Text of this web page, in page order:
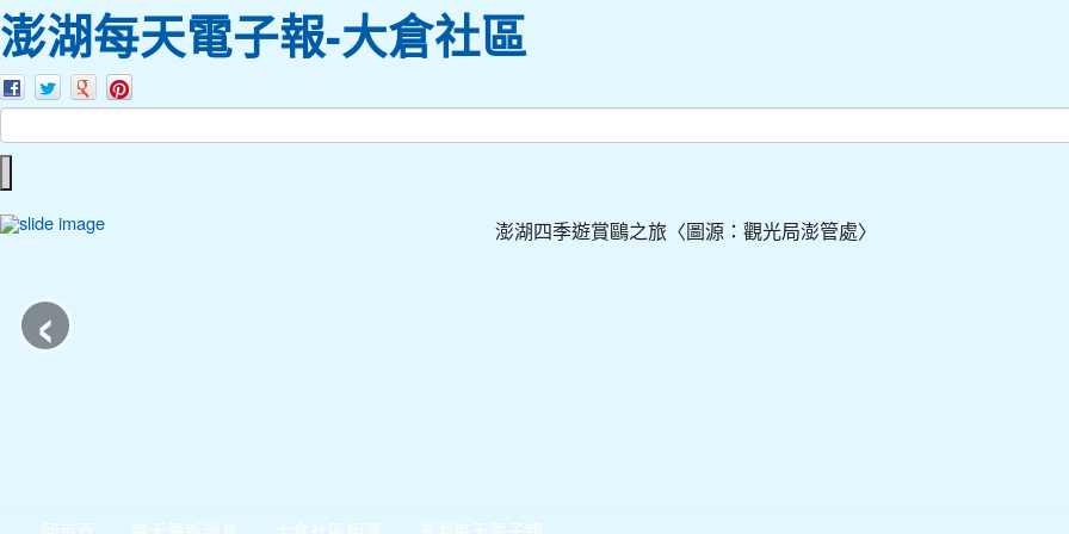
澎湖每天電子報-大倉社區
澎湖四季遊賞鷗之旅〈圖源：觀光局澎管處〉
‹